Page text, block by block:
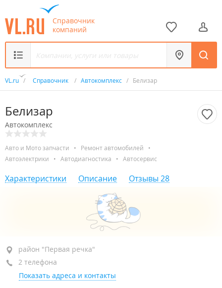
Справочник
компаний
VL.ru / Справочник / Автокомплекс / Белизар
Белизар
Автокомплекс
Авто и Мото запчасти • Ремонт автомобилей
•
Автоэлектрики
• Автодиагностика • Автосервис
Характеристики Описание Отзывы 28
район "Первая речка", пр-т Красного Знамени, 10
1-й этаж
+7 (423) 267-95-55
район "Первая речка"
2 телефона
Показать адреса и контакты